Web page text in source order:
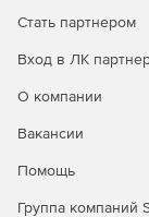
Стать партнером
Вход в ЛК
О компании
Вакансии
Помощь
Группа компаний